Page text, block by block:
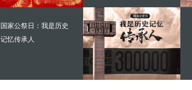
国家公祭日：我是历史
记忆传承人